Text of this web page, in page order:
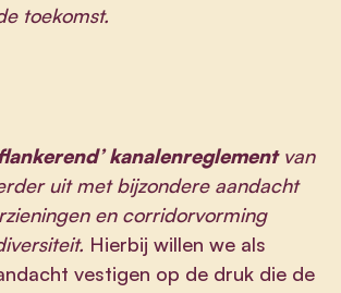
toekomst.
kanalenreglementvan
uit met bijzondere aandacht
en corridorvorming
Hierbij willen we als
vestigen op de druk die de